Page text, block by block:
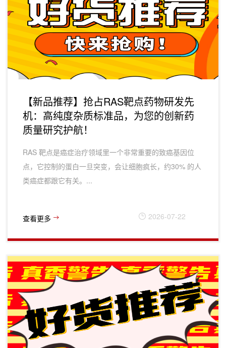
【新品推荐】抢占RAS靶点药物研发先
机：高纯度杂质标准品，为您的创新药
质量研究护航！
RAS 靶点‌是癌症治疗领域里一个非常重要的‌致癌基因位
点‌，它控制的蛋白一旦突变，会让细胞疯长，约‌30% 的人
类癌症‌都跟它有关。...
查看更多 2026-07-22